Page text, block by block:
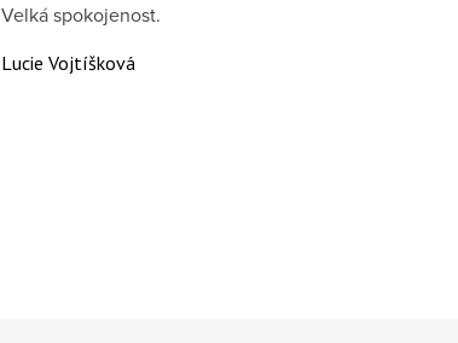
Velká spokojenost.
Lucie Vojtíšková